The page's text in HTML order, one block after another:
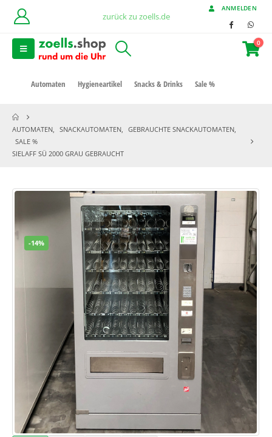
zurück zu zoells.de
ANMELDEN
0
Automaten Hygieneartikel Snacks & Drinks Sale %
AUTOMATEN, SNACKAUTOMATEN, GEBRAUCHTE SNACKAUTOMATEN,
SALE %
SIELAFF SÜ 2000 GRAU GEBRAUCHT
-14%